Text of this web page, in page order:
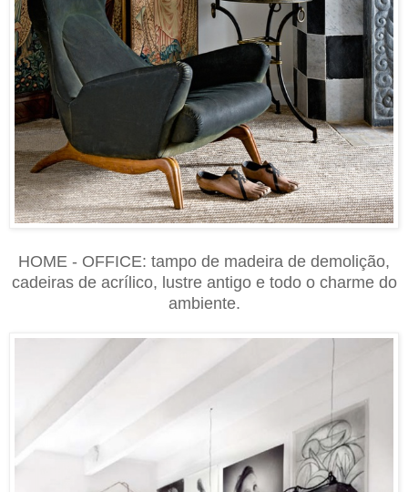
HOME - OFFICE: tampo de madeira de demolição,
cadeiras de acrílico, lustre antigo e todo o charme do
ambiente.